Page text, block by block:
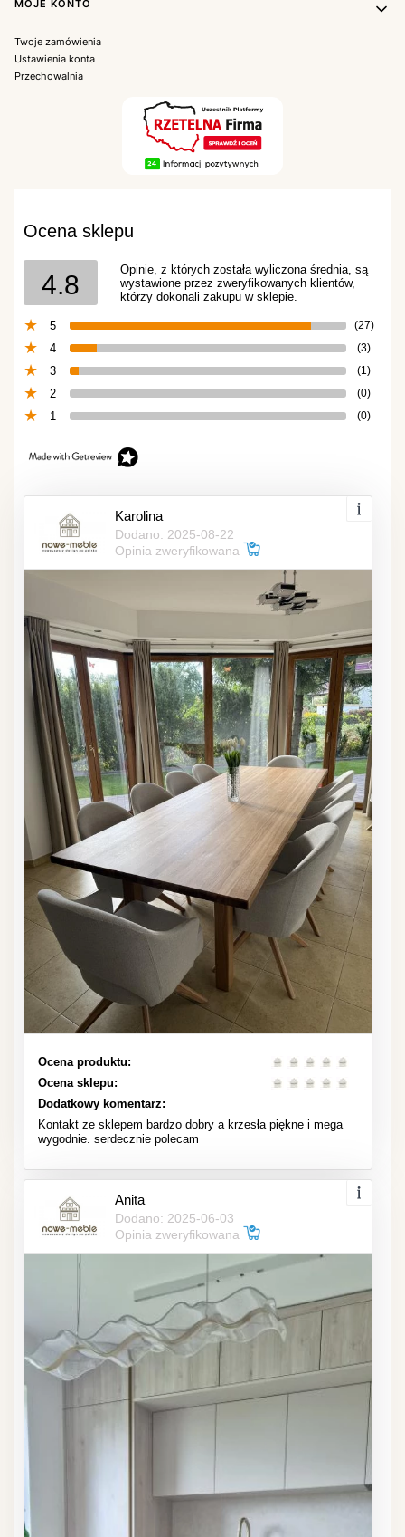
MOJE KONTO
Twoje zamówienia
Ustawienia konta
Przechowalnia
Ocena sklepu
4.8
Opinie, z których została wyliczona średnia, są
wystawione przez zweryfikowanych klientów,
którzy dokonali zakupu w sklepie.
5 (27)
4 (3)
3 (1)
2 (0)
1 (0)
Karolina
Dodano: 2025-08-22
Opinia zweryfikowana
Ocena produktu:
Ocena sklepu:
Dodatkowy komentarz:
Kontakt ze sklepem bardzo dobry a krzesła piękne i mega
wygodnie. serdecznie polecam
Anita
Dodano: 2025-06-03
Opinia zweryfikowana